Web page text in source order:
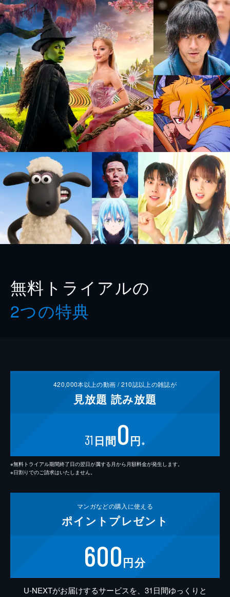
無料トライアルの
2つの特典
420,000本以上の動画 /210誌以上の雑誌が
見放題 読み放題
31 日間0円 ※
※無料トライアル期間終了日の翌日が属する月から月額料金が発生します。
※日割りでのご請求はいたしません。
マンガなどの購入に使える
ポイント プレゼント
600円分
U-NEXTがお届けするサービスを、31日間ゆっくりと